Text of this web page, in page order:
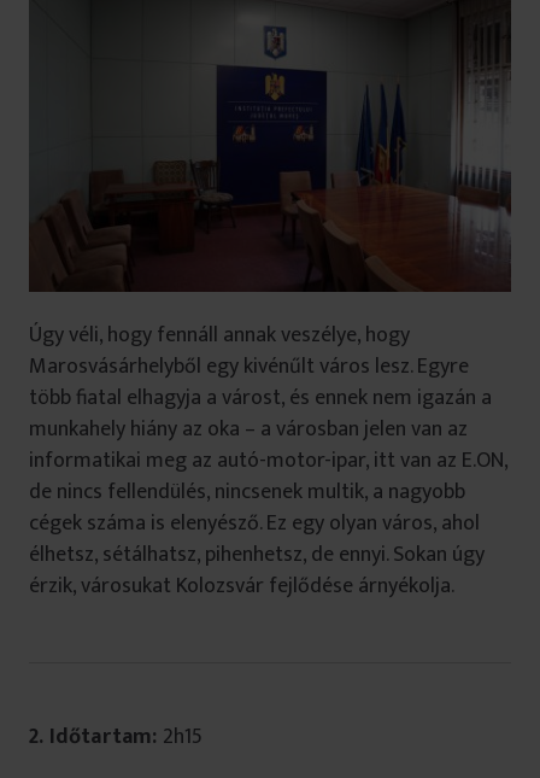
Úgy véli, hogy fennáll annak veszélye, hogy
Marosvásárhelyből egy kivénűlt város lesz. Egyre
több fiatal elhagyja a várost, és ennek nem igazán a
munkahely hiány az oka – a városban jelen van az
informatikai meg az autó-motor-ipar, itt van az E.ON,
de nincs fellendülés, nincsenek multik, a nagyobb
cégek száma is elenyésző. Ez egy olyan város, ahol
élhetsz, sétálhatsz, pihenhetsz, de ennyi. Sokan úgy
érzik, városukat Kolozsvár fejlődése árnyékolja.
2. Időtartam: 2h15